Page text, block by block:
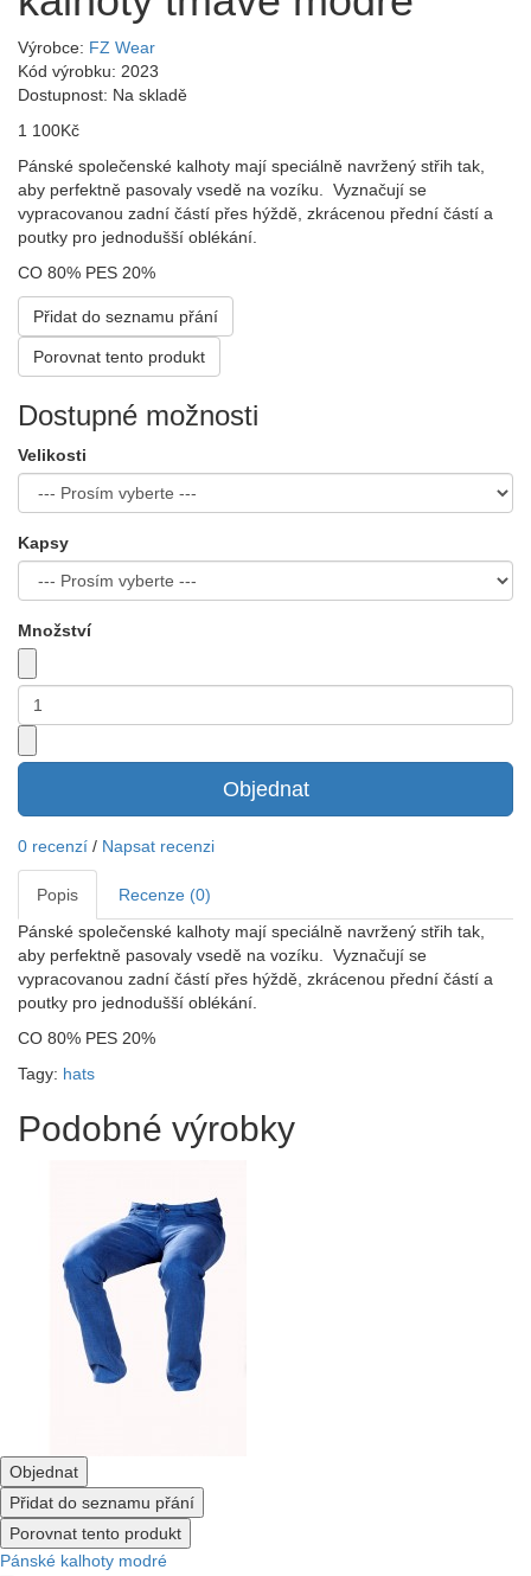
Výrobce: FZ Wear
Kód výrobku: 2023
Dostupnost: Na skladě
1 100Kč
Pánské společenské kalhoty mají speciálně navržený střih tak,
aby perfektně pasovaly vsedě na vozíku. Vyznačují se
vypracovanou zadní částí přes hýždě, zkrácenou přední částí a
poutky pro jednodušší oblékání.
CO 80% PES 20%
Přidat do seznamu přání
Porovnat tento produkt
Dostupné možnosti
Velikosti
Kapsy
Množství
Objednat
0 recenzí / Napsat recenzi
Popis
Recenze (0)
Pánské společenské kalhoty mají speciálně navržený střih tak,
aby perfektně pasovaly vsedě na vozíku. Vyznačují se
vypracovanou zadní částí přes hýždě, zkrácenou přední částí a
poutky pro jednodušší oblékání.
CO 80% PES 20%
Tagy: hats
Podobné výrobky
Objednat
Přidat do seznamu přání
Porovnat tento produkt
Pánské kalhoty modré